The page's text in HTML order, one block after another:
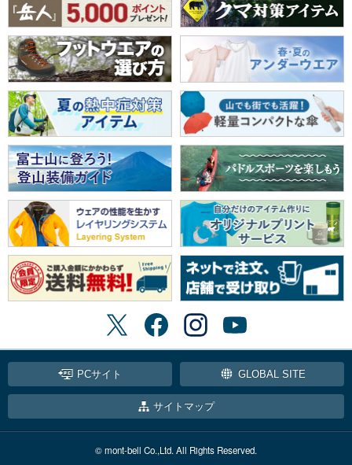
PCサイト GLOBAL SITE
サイトマップ
© mont-bell Co.,Ltd. All Rights Reserved.